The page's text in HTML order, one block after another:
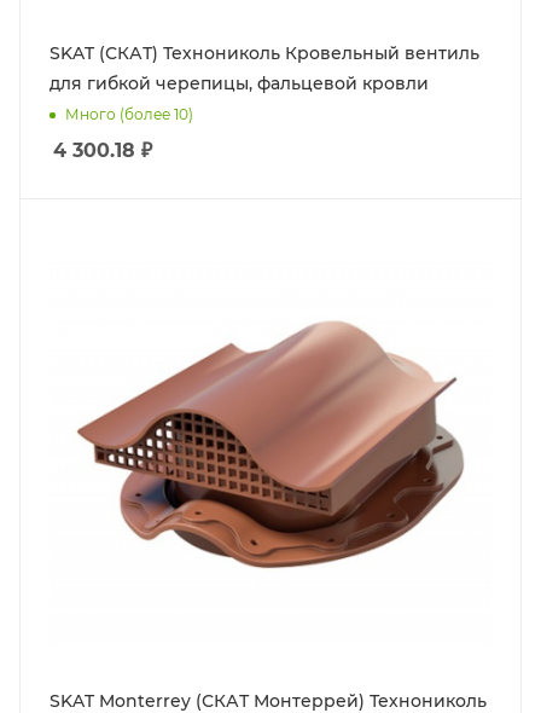
SKAT (СКАТ) Технониколь Кровельный вентиль
для гибкой черепицы, фальцевой кровли
Много (более 10)
4 300.18 ₽
SKAT Monterrey (СКАТ Монтеррей) Технониколь